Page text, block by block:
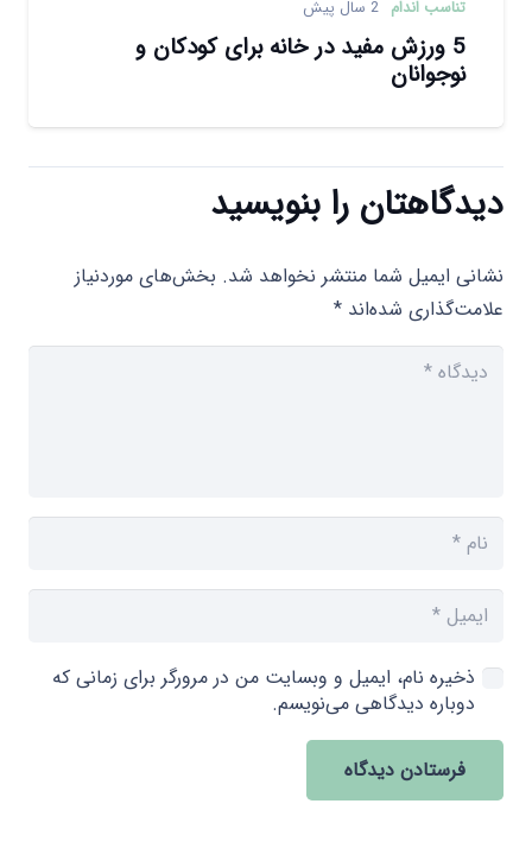
تناسب اندام 2 سال پیش
5 ورزش مفید در خانه برای کودکان و
نوجوانان
دیدگاهتان را بنویسید
نشانی ایمیل شما منتشر نخواهد شد. بخش‌های موردنیاز
علامت‌گذاری شده‌اند *
ذخیره نام، ایمیل و وبسایت من در مرورگر برای زمانی که
دوباره دیدگاهی می‌نویسم.
فرستادن دیدگاه